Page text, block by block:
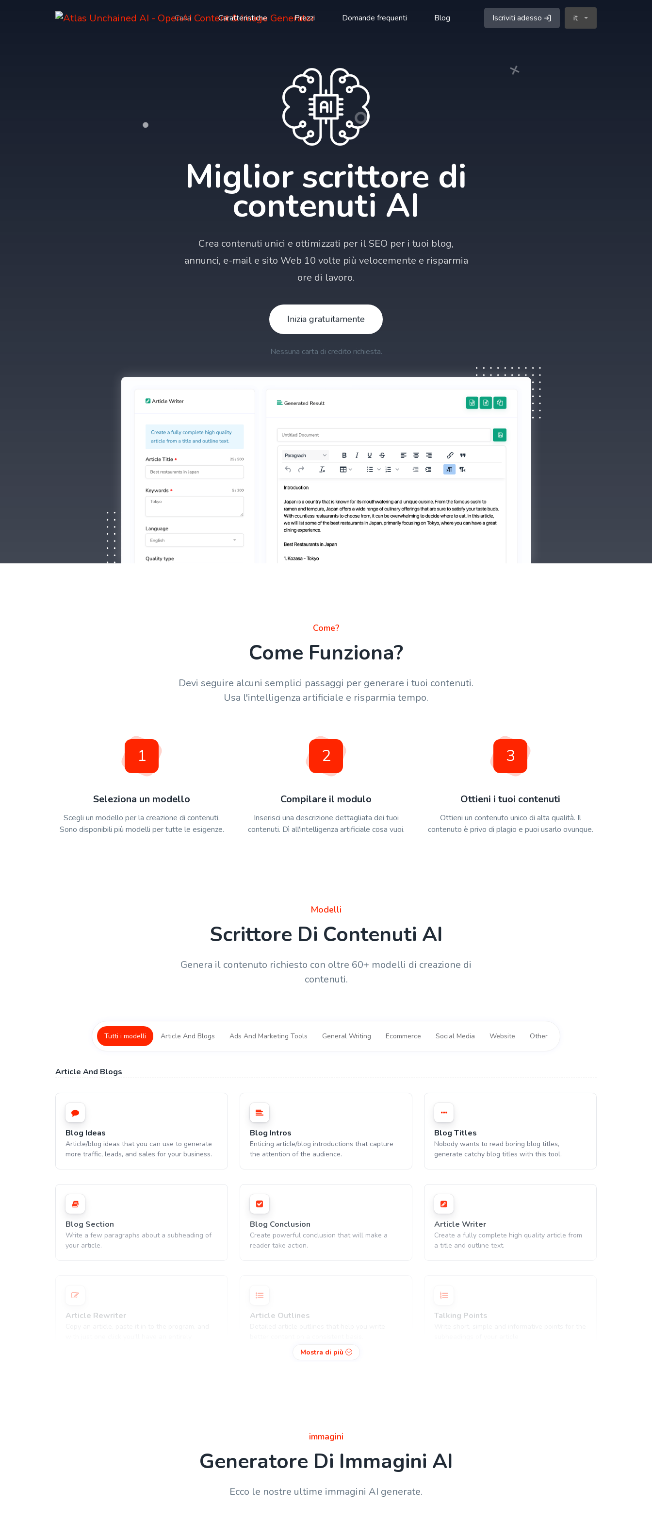
Casa Caratteristiche Prezzi Domande frequenti Blog Iscriviti adesso it
Miglior scrittore di
contenuti AI
Crea contenuti unici e ottimizzati per il SEO per i tuoi blog,
annunci, e-mail e sito Web 10 volte più velocemente e risparmia
ore di lavoro.
Inizia gratuitamente
Nessuna carta di credito richiesta.
Come?
Come Funziona?
Devi seguire alcuni semplici passaggi per generare i tuoi contenuti.
Usa l'intelligenza artificiale e risparmia tempo.
1
Seleziona un modello
Scegli un modello per la creazione di contenuti.
Sono disponibili più modelli per tutte le esigenze.
2
Compilare il modulo
Inserisci una descrizione dettagliata dei tuoi
contenuti. Dì all'intelligenza artificiale cosa vuoi.
3
Ottieni i tuoi contenuti
Ottieni un contenuto unico di alta qualità. Il
contenuto è privo di plagio e puoi usarlo ovunque.
Modelli
Scrittore Di Contenuti AI
Genera il contenuto richiesto con oltre 60+ modelli di creazione di
contenuti.
Tutti i modelli Article And Blogs Ads And Marketing Tools General Writing Ecommerce Social Media Website Other
Article And Blogs
Blog Ideas
Article/blog ideas that you can use to generate
more traffic, leads, and sales for your business.
Blog Intros
Enticing article/blog introductions that capture
the attention of the audience.
Blog Titles
Nobody wants to read boring blog titles,
generate catchy blog titles with this tool.
Blog Section
Write a few paragraphs about a subheading of
your article.
Blog Conclusion
Create powerful conclusion that will make a
reader take action.
Article Writer
Create a fully complete high quality article from
a title and outline text.
Article Rewriter Article Outlines Talking Points
style to appeal to different readers.
Mostra di più
immagini
Generatore Di Immagini AI
Ecco le nostre ultime immagini AI generate.